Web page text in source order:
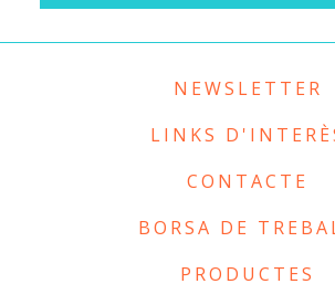
NEWSLETTER
LINKS
CONTACTE
BORSA DE
PRODUCTES